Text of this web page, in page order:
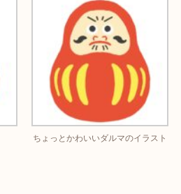
ちょっとかわいいダルマのイラスト